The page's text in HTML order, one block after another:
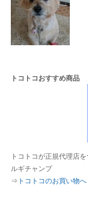
トコトコおすすめ商品
トコトコが正規代理店
ルギチャンプ
⇒ トコトコのお買い物へ